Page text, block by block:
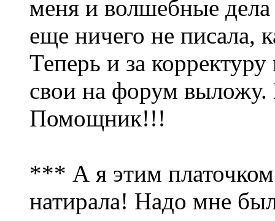
меня и волшебные дела
еще ничего не писала,
Теперь и за
свои на форум выложу.
Помощник!!!
*** А я этим
натирала! Надо мне